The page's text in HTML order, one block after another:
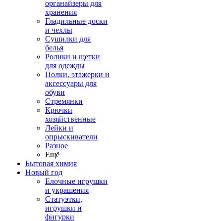
органайзеры для
хранения
Гладильные доски
и чехлы
Сушилки для
белья
Ролики и щетки
для одежды
Полки, этажерки и
аксессуары для
обуви
Стремянки
Крючки
хозяйственные
Лейки и
опрыскиватели
Разное
Ещё
Бытовая химия
Новый год
Елочные игрушки
и украшения
Статуэтки,
игрушки и
фигурки